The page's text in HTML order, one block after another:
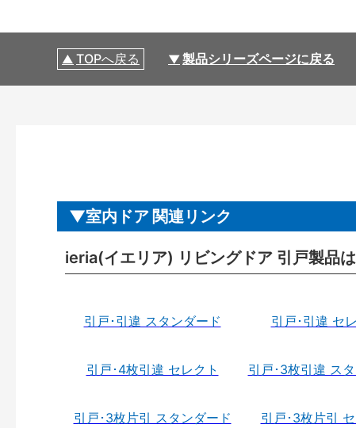
TOPへ戻る 製品シリーズページに戻る
室内ドア 関連リンク
ieria(イエリア) リビングドア 引戸製品
引戸･引違 スタンダード 引戸･引違 セ
引戸･4枚引違 セレクト 引戸･3枚引違 ス
引戸･3枚片引 スタンダード 引戸･3枚片引